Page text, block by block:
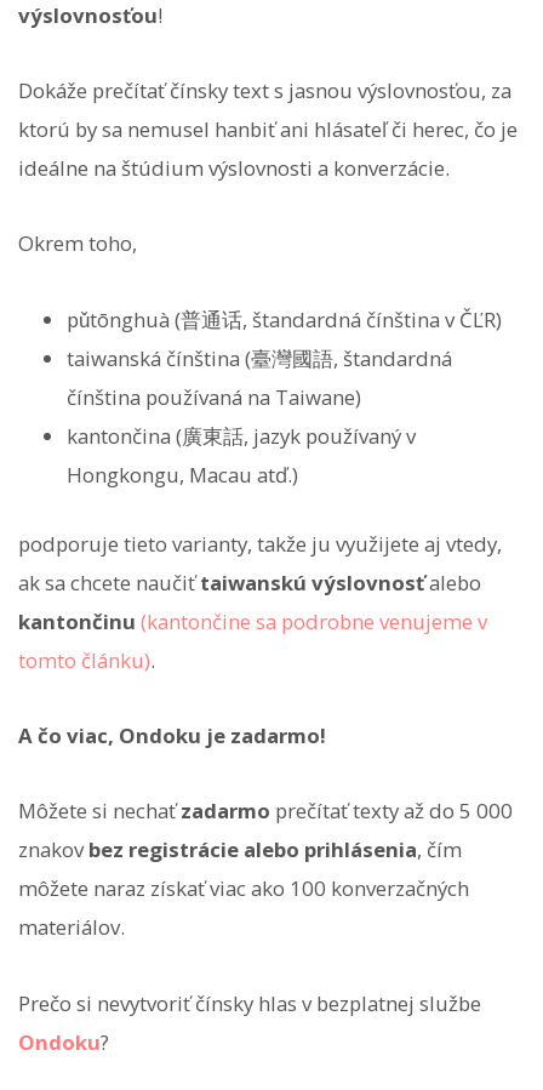
výslovnosťou!
Dokáže prečítať čínsky text s jasnou výslovnosťou, za
ktorú by sa nemusel hanbiť ani hlásateľ či herec, čo je
ideálne na štúdium výslovnosti a konverzácie.
Okrem toho,
pǔtōnghuà (普通话, štandardná čínština v ČĽR)
taiwanská čínština (臺灣國語, štandardná
čínština používaná na Taiwane)
kantončina (廣東話, jazyk používaný v
Hongkongu, Macau atď.)
podporuje tieto varianty, takže ju využijete aj vtedy,
ak sa chcete naučiťtaiwanskú výslovnosťalebo
kantončinu (kantončine sa podrobne venujeme v
tomto článku).
A čo viac, Ondoku je zadarmo!
Môžete si nechaťzadarmo prečítať texty až do 5 000
znakovbez registrácie alebo prihlásenia, čím
môžete naraz získať viac ako 100 konverzačných
materiálov.
Prečo si nevytvoriť čínsky hlas v bezplatnej službe
Ondoku?